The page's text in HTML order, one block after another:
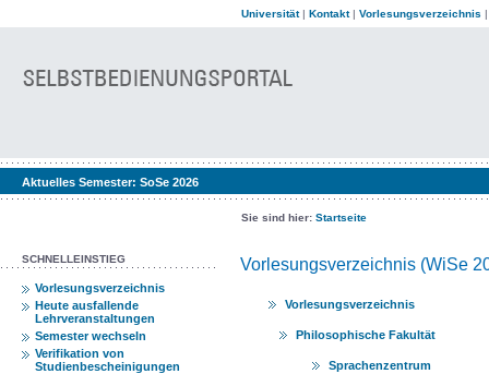
Universität| Kontakt| Vorlesungsverzeichnis
Aktuelles Semester: SoSe 2026
Sie sind hier: Startseite
SCHNELLEINSTIEG
Vorlesungsverzeichnis
Heute ausfallende
Lehrveranstaltungen
Semester wechseln
Verifikation von
Studienbescheinigungen
Vorlesungsverzeichnis (WiSe
Vorlesungsverzeichnis
Philosophische Fakultät
Sprachenzentrum